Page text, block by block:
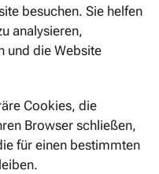
besuchen. Sie helfen
analysieren,
und die Website
Cookies, die
Browser schließen,
für einen bestimmten